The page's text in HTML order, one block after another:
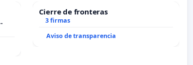
Cierre de fronteras
3 firmas
Aviso de transparencia